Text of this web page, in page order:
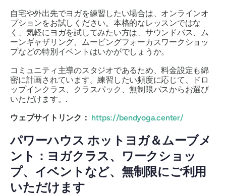
自宅や外出先でヨガを練習したい場合は、オンラインオ
プションをお試しください。本格的なレッスンではな
く、気軽にヨガを試してみたい方は、サウンドバス、ム
ーンギャザリング、ムービングフォーカスワークショッ
プなどの特別イベントはいかがでしょうか。
コミュニティ主導のスタジオであるため、料金設定も綿
密に計画されています。練習したい頻度に応じて、ドロ
ップインクラス、クラスパック、無制限パスからお選び
いただけます。.
ウェブサイトリンク： https://bendyoga.center/
パワーハウス ホットヨガ＆ムーブメ
ント：ヨガクラス、ワークショッ
プ、イベントなど、無制限にご利用
いただけます